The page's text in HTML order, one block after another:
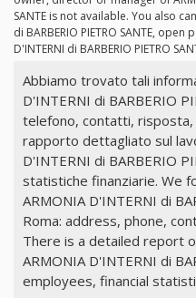
SANTE is not available. You also
di BARBERIO PIETRO SANTE,
D'INTERNI di BARBERIO PIETRO
Abbiamo trovato tali
D'INTERNI di BARBERIO
telefono, contatti, risposta,
rapporto dettagliato sul
D'INTERNI di BARBERIO
statistiche finanziarie. We
ARMONIA D'INTERNI di
Roma: address, phone,
There is a detailed report
ARMONIA D'INTERNI di
employees, financial